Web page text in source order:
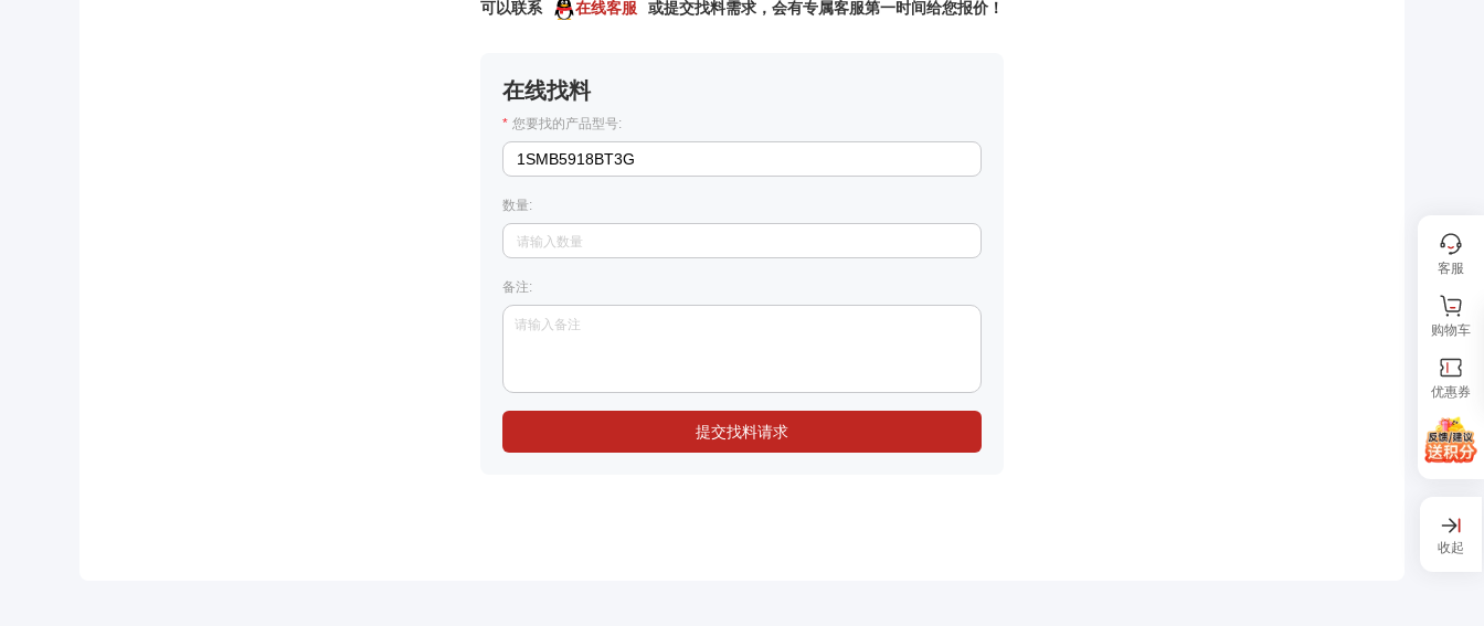
可以联系
在线客服 或提交找料需求，会有专属客服第一时间给您报价！
在线找料
* 您要找的产品型号:
数量:
备注:
提交找料请求
客服
购物车
优惠券
收起